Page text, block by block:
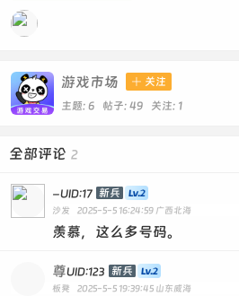
6384136--5级--普号--750元
6398458--1级--普号--750元
6403374--1级--普号--750元
6457843--6级--普号--750元
6480915--1级--普号--750元
6489568--1级--普号--750元
6514881--5级--普号--750元 内对
6538661--0级--普号--800元
游戏市场  关注
主题: 6 帖子: 49 关注: 1
全部评论 2
-UID:17 新兵
沙发 2025-5-5 16:24:59 广西北海
羡慕，这么多号码。
尊UID:123 新兵
板凳 2025-5-5 19:39:45 山东威海